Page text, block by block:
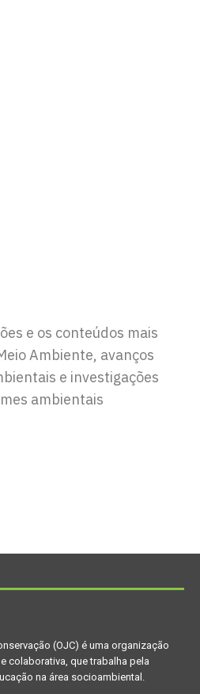
e os conteúdos mais
Ambiente, avanços
e investigações
ambientais
(OJC) é uma organização
colaborativa, que trabalha pela
na área socioambiental.